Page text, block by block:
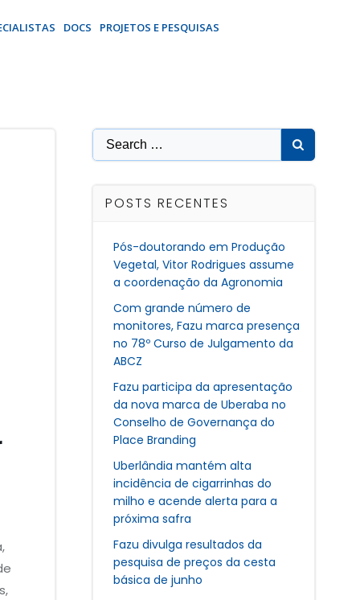
DOCS PROJETOS E PESQUISAS
Search
for:
POSTS RECENTES
Pós-doutorando em Produção
Vegetal, Vitor Rodrigues assume
a coordenação da Agronomia
Com grande número de
monitores, Fazu marca presença
no 78º Curso de Julgamento da
ABCZ
Fazu participa da apresentação
da nova marca de Uberaba no
Conselho de Governança do
Place Branding
Uberlândia mantém alta
incidência de cigarrinhas do
milho e acende alerta para a
próxima safra
Fazu divulga resultados da
pesquisa de preços da cesta
básica de junho